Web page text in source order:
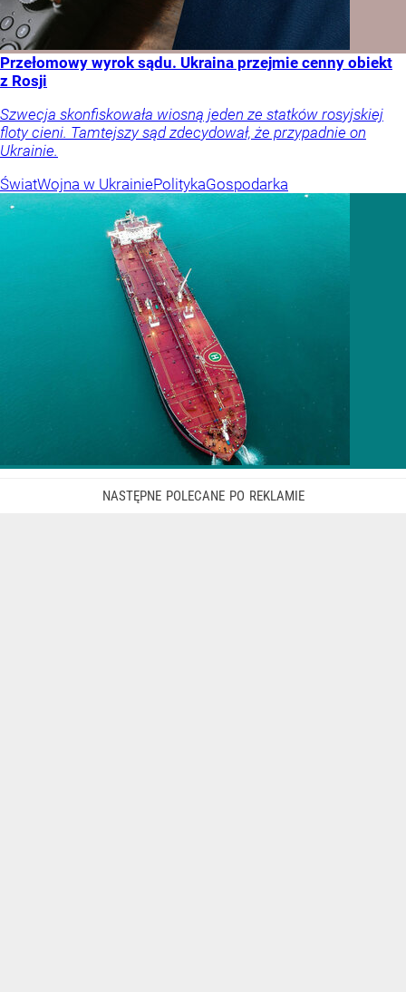
Przełomowy wyrok sądu. Ukraina przejmie cenny obiekt
z Rosji
Szwecja skonfiskowała wiosną jeden ze statków rosyjskiej
floty cieni. Tamtejszy sąd zdecydował, że przypadnie on
Ukrainie.
ŚwiatWojna w UkrainiePolitykaGospodarka